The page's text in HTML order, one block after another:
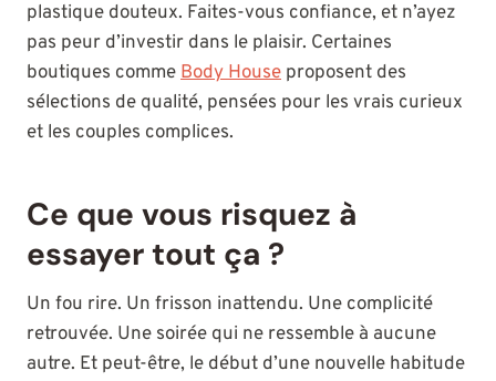
plastique douteux. Faites-vous confiance, et n’ayez
pas peur d’investir dans le plaisir. Certaines
boutiques commeBody House proposent des
sélections de qualité, pensées pour les vrais curieux
et les couples complices.
Ce que vous risquez à
essayer tout ça ?
Un fou rire. Un frisson inattendu. Une complicité
retrouvée. Une soirée qui ne ressemble à aucune
autre. Et peut-être, le début d’une nouvelle habitude